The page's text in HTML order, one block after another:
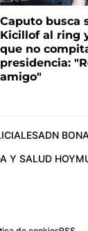
Caputo busca
Kicillof al ring
que no
presidencia:
amigo"
ADN
Y SALUD HOY